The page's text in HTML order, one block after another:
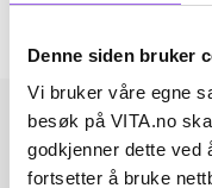
Denne siden bruker
Vi bruker våre egne
besøk på VITA.no
godkjenner dette ved
fortsetter å bruke